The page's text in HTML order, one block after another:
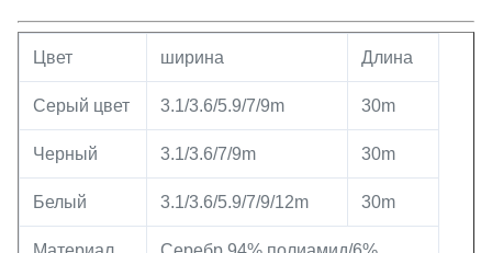
Цвет ширина Длина
Серый цвет 3.1/3.6/5.9/7/9m 30m
Черный 3.1/3.6/7/9m 30m
Белый 3.1/3.6/5.9/7/9/12m 30m